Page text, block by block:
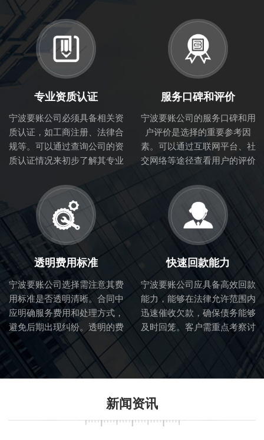
专业资质认证
宁波要账公司必须具备相关资
质认证，如工商注册、法律合
规等。可以通过查询公司的资
质认证情况来初步了解其专业
服务口碑和评价
宁波要账公司的服务口碑和用
户评价是选择的重要参考因
素。可以通过互联网平台、社
交网络等途径查看用户的评价
服务质量。
透明费用标准
宁波要账公司选择需注意其费
用标准是否透明清晰。合同中
应明确服务费用和处理方式，
避免后期出现纠纷。透明的费
用标准也体现了讨债公司的诚
信度。
快速回款能力
宁波要账公司应具备高效回款
能力，能够在法律允许范围内
迅速催收欠款，确保债务能够
及时回笼。客户需重点考察讨
新闻资讯